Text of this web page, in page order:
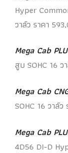
Hyper
วาล์ว ราคา
Mega Cab
สูบ SOHC 16
Mega Cab
SOHC 16 วาล์
Mega Cab
4D56 DI-D